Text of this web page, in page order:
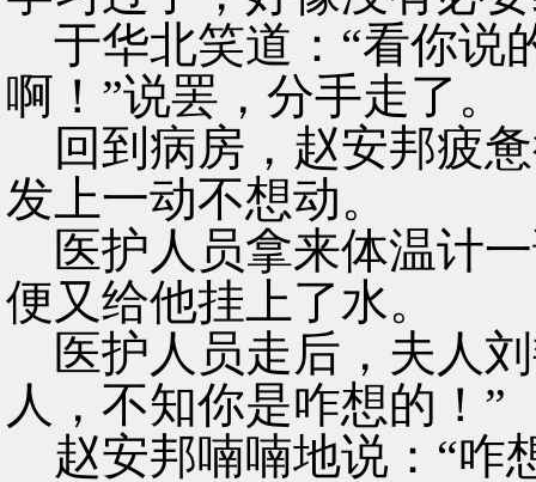
于华北笑道：“看你说
啊！”说罢，分手走了。
回到病房，赵安邦疲
发上一动不想动。
医护人员拿来体温计
便又给他挂上了水。
医护人员走后，夫人
人，不知你是咋想的！”
赵安邦喃喃地说：“咋